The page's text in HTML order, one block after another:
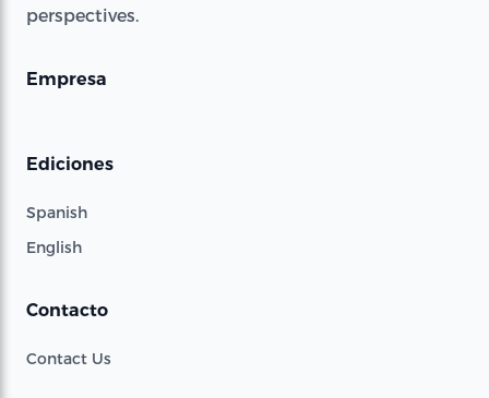
perspectives.
Empresa
Ediciones
Spanish
English
Contacto
Contact Us